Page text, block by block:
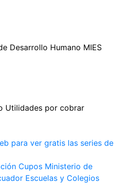
para ver gratis las series de
Cupos Ministerio de
Escuelas y Colegios